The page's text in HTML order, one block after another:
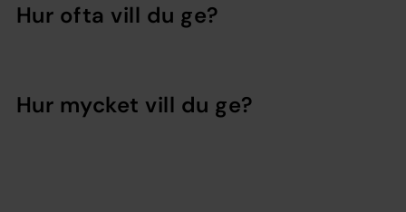
Hur ofta vill du ge?
Hur mycket vill du ge?